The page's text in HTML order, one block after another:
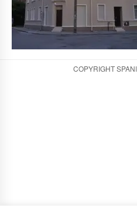
COPYRIGHT